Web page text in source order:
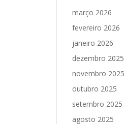
março 2026
fevereiro 2026
janeiro 2026
dezembro 2025
novembro 2025
outubro 2025
setembro 2025
agosto 2025